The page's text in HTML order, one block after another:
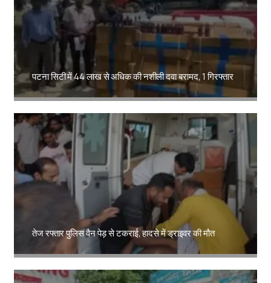
पटना सिटी में 44 लाख से अधिक की नशीली दवा बरामद, 1 गिरफ्तार
Amit Lekh
तेज रफ्तार पुलिस वैन पेड़ से टकराई, हादसे में ड्राइवर की मौत